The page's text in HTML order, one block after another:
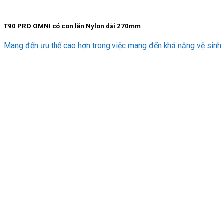
T90 PRO OMNI có con lăn Nylon dài 270mm
Mang đến ưu thế cao hơn trong việc mang đến khả năng vệ sinh